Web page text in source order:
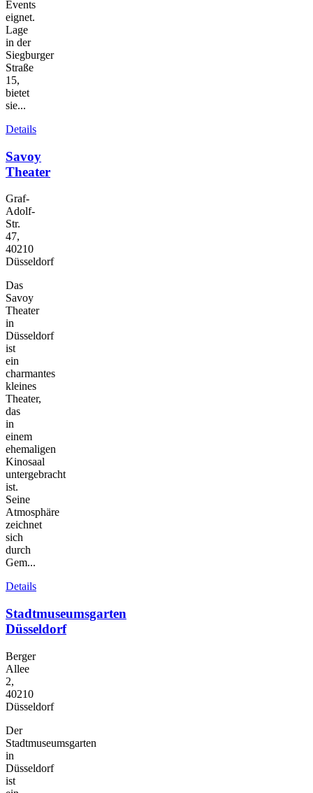
Events
eignet.
Lage
in der
Siegburger
Straße
15,
bietet
sie...
Details
Savoy
Theater
Graf-
Adolf-
Str.
47,
40210
Düsseldorf
Das
Savoy
Theater
in
Düsseldorf
ist
ein
charmantes
kleines
Theater,
das
in
einem
ehemaligen
Kinosaal
untergebracht
ist.
Seine
Atmosphäre
zeichnet
sich
durch
Gem...
Details
Stadtmuseumsgarten
Düsseldorf
Berger
Allee
2,
40210
Düsseldorf
Der
Stadtmuseumsgarten
in
Düsseldorf
ist